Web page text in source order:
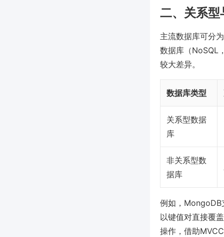
二、关系型
主流数据库可分
数据库（NoSQL
较大差异。
数据库类型
关系型数据
库
非关系型数
据库
例如，MongoDB
以键值对直接覆
操作，借助